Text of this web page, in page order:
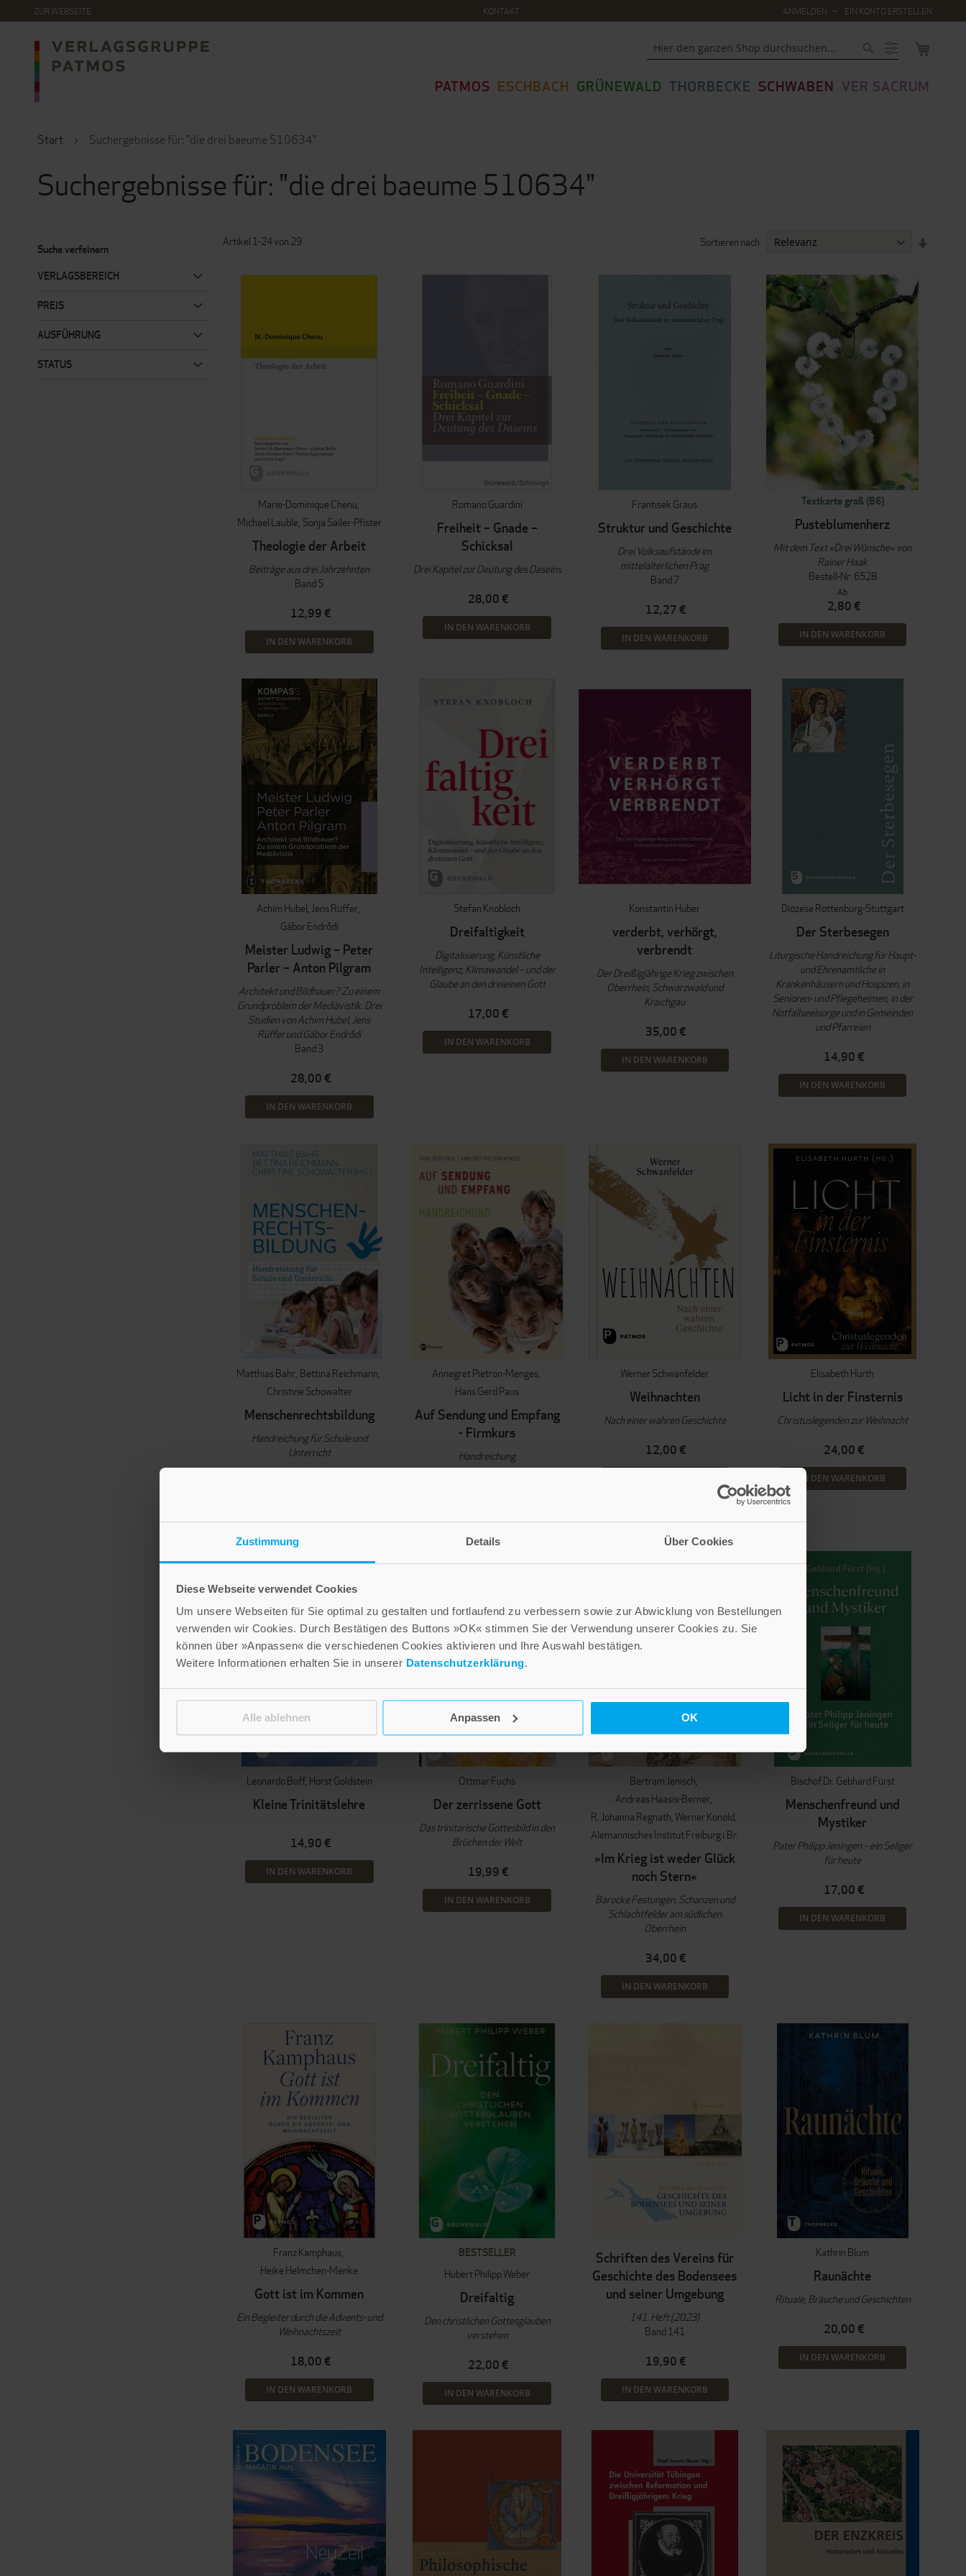
Zustimmung Details Über Cookies
Diese Webseite verwendet Cookies
Um unsere Webseiten für Sie optimal zu gestalten und fortlaufend zu verbessern sowie zur Abwicklung von Bestellungen
verwenden wir Cookies. Durch Bestätigen des Buttons »OK« stimmen Sie der Verwendung unserer Cookies zu. Sie
können über »Anpassen« die verschiedenen Cookies aktivieren und Ihre Auswahl bestätigen.
Weitere Informationen erhalten Sie in unserer Datenschutzerklärung.
Alle ablehnen Anpassen OK
ZUR WEBSEITE KONTAKT
DIREKT
INHALT
ANMELDEN EIN KONTO ERSTELLEN
PATMOS ESCHBACH GRÜNEWALD THORBECKE SCHWABEN VER SACRUM
Start Suchergebnisse für: "die drei baeume 510634"
Suchergebnisse für: "die drei baeume 510634"
Artikel1-24von 29 Sortieren nach
Marie-Dominique Chenu
Michael Lauble Sonja Sailer-Pfister
Theologie der Arbeit
Beiträge aus drei Jahrzehnten
Band 5
12,99 €
IN DEN WARENKORB
Romano Guardini
Freiheit – Gnade –
Schicksal
Drei Kapitel zur Deutung des Daseins
28,00 €
IN DEN WARENKORB
Frantisek Graus
Struktur und Geschichte
Drei Volksaufstände im
mittelalterlichen Prag
Band 7
12,27 €
IN DEN WARENKORB
Textkarte groß (B6)
Pusteblumenherz
Mit dem Text »Drei Wünsche« von
Rainer Haak
Bestell-Nr: 6528
Ab
2,80 €
IN DEN WARENKORB
Achim Hubel Jens Rüffer
Gábor Endrődi
Meister Ludwig – Peter
Parler – Anton Pilgram
Architekt und Bildhauer? Zu einem
Grundproblem der Mediävistik. Drei
Studien von Achim Hubel, Jens
Rüffer und Gábor Endrődi
Band 3
28,00 €
IN DEN WARENKORB
Stefan Knobloch
Dreifaltigkeit
Digitalisierung, Künstliche
Intelligenz, Klimawandel – und der
Glaube an den dreieinen Gott
17,00 €
IN DEN WARENKORB
Konstantin Huber
verderbt, verhörgt,
verbrendt
Der Dreißigjährige Krieg zwischen
Oberrhein, Schwarzwald und
Kraichgau
35,00 €
IN DEN WARENKORB
Diözese Rottenburg-Stuttgart
Der Sterbesegen
Liturgische Handreichung für Haupt-
und Ehrenamtliche in
Krankenhäusern und Hospizen, in
Senioren- und Pflegeheimen, in der
Notfallseelsorge und in Gemeinden
und Pfarreien
14,90 €
IN DEN WARENKORB
Matthias Bahr Bettina Reichmann
Christine Schowalter
Menschenrechtsbildung
Handreichung für Schule und
Unterricht
Annegret Pietron-Menges
Hans Gerd Paus
Auf Sendung und Empfang
- Firmkurs
Handreichung
Werner Schwanfelder
Weihnachten
Nach einer wahren Geschichte
12,00 €
Elisabeth Hurth
Licht in der Finsternis
Christuslegenden zur Weihnacht
24,00 €
IN DEN WARENKORB
Leonardo Boff Horst Goldstein
Kleine Trinitätslehre
14,90 €
IN DEN WARENKORB
Ottmar Fuchs
Der zerrissene Gott
Das trinitarische Gottesbild in den
Brüchen der Welt
19,99 €
IN DEN WARENKORB
Bertram Jenisch
Andreas Haasis-Berner
R. Johanna Regnath Werner Konold
Alemannisches Institut Freiburg i.Br.
»Im Krieg ist weder Glück
noch Stern«
Barocke Festungen, Schanzen und
Schlachtfelder am südlichen
Oberrhein
34,00 €
IN DEN WARENKORB
Bischof Dr. Gebhard Fürst
Menschenfreund und
Mystiker
Pater Philipp Jeningen – ein Seliger
für heute
17,00 €
IN DEN WARENKORB
Franz Kamphaus
Heike Helmchen-Menke
Gott ist im Kommen
Ein Begleiter durch die Advents- und
Weihnachtszeit
18,00 €
IN DEN WARENKORB
BESTSELLER
Hubert Philipp Weber
Dreifaltig
Den christlichen Gottesglauben
verstehen
22,00 €
IN DEN WARENKORB
Schriften des Vereins für
Geschichte des Bodensees
und seiner Umgebung
141. Heft (2023)
Band 141
19,90 €
IN DEN WARENKORB
Kathrin Blum
Raunächte
Rituale, Bräuche und Geschichten
20,00 €
IN DEN WARENKORB
Suche verfeinern
VERLAGSBEREICH
PREIS
AUSFÜHRUNG
STATUS